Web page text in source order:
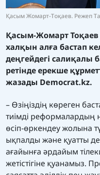
Қасым Жомарт-Тоқаев. Режеп
Қасым-Жомарт Тоқаев
халқын алға бастап
деңгейдегі салиқалы
ретінде ерекше
жазады Democrat.kz.
– Өзіңіздің көреген
тиімді реформалардың
өсіп-өркендеу жолына
ықпалды және қуатты
ағайынға әрдайым
жетістігіне қуанамыз.